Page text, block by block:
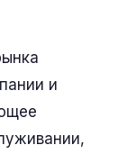
и